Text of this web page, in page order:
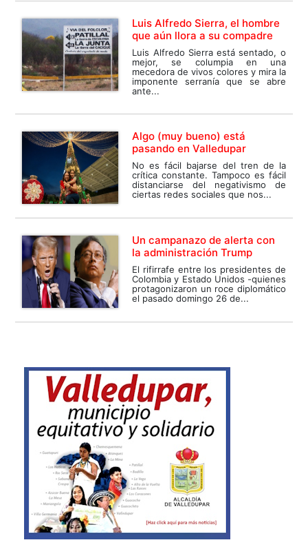
Luis Alfredo Sierra, el hombre
que aún llora a su compadre
Luis Alfredo Sierra está sentado, o
mejor, se columpia en una
mecedora de vivos colores y mira la
imponente serranía que se abre
ante...
Algo (muy bueno) está
pasando en Valledupar
No es fácil bajarse del tren de la
crítica constante. Tampoco es fácil
distanciarse del negativismo de
ciertas redes sociales que nos...
Un campanazo de alerta con
la administración Trump
El rifirrafe entre los presidentes de
Colombia y Estado Unidos -quienes
protagonizaron un roce diplomático
el pasado domingo 26 de...